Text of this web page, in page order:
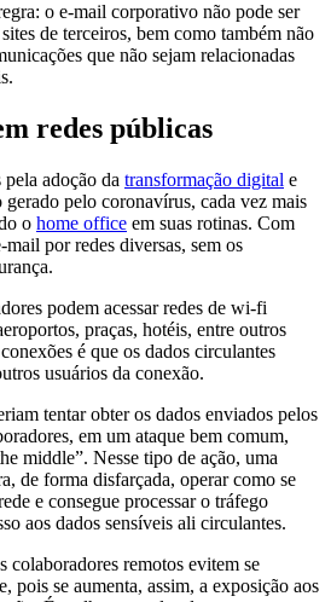
o e-mail corporativo não pode ser
de terceiros, bem como também não
que não sejam relacionadas
redes públicas
adoção da transformação digital e
pelo coronavírus, cada vez mais
o home office em suas rotinas. Com
mail por redes diversas, sem os
podem acessar redes de wi-fi
praças, hotéis, entre outros
é que os dados circulantes
usuários da conexão.
tentar obter os dados enviados pelos
em um ataque bem comum,
middle”. Nesse tipo de ação, uma
de forma disfarçada, operar como se
e consegue processar o tráfego
aos dados sensíveis ali circulantes.
colaboradores remotos evitem se
pois se aumenta, assim, a exposição aos